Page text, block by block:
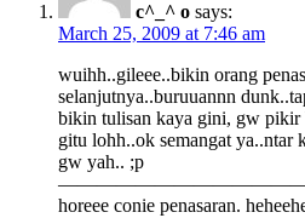
c^_^ o says:
March 25, 2009 at 7:46 am
wuihh..gileee..bikin orang
selanjutnya..buruuannn
bikin tulisan kaya gini, gw pikir
gitu lohh..ok semangat ya..ntar
gw yah.. ;p
horeee conie penasaran.